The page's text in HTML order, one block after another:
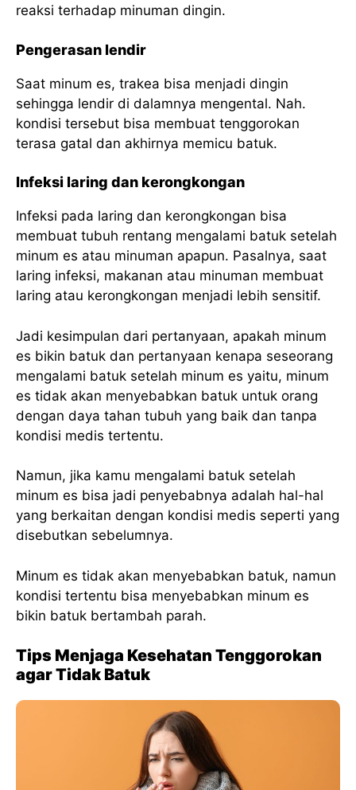
reaksi terhadap minuman dingin.
Pengerasan lendir
Saat minum es, trakea bisa menjadi dingin
sehingga lendir di dalamnya mengental. Nah.
kondisi tersebut bisa membuat tenggorokan
terasa gatal dan akhirnya memicu batuk.
Infeksi laring dan kerongkongan
Infeksi pada laring dan kerongkongan bisa
membuat tubuh rentang mengalami batuk setelah
minum es atau minuman apapun. Pasalnya, saat
laring infeksi, makanan atau minuman membuat
laring atau kerongkongan menjadi lebih sensitif.
Jadi kesimpulan dari pertanyaan, apakah minum
es bikin batuk dan pertanyaan kenapa seseorang
mengalami batuk setelah minum es yaitu, minum
es tidak akan menyebabkan batuk untuk orang
dengan daya tahan tubuh yang baik dan tanpa
kondisi medis tertentu.
Namun, jika kamu mengalami batuk setelah
minum es bisa jadi penyebabnya adalah hal-hal
yang berkaitan dengan kondisi medis seperti yang
disebutkan sebelumnya.
Minum es tidak akan menyebabkan batuk, namun
kondisi tertentu bisa menyebabkan minum es
bikin batuk bertambah parah.
Tips Menjaga Kesehatan Tenggorokan
agar Tidak Batuk